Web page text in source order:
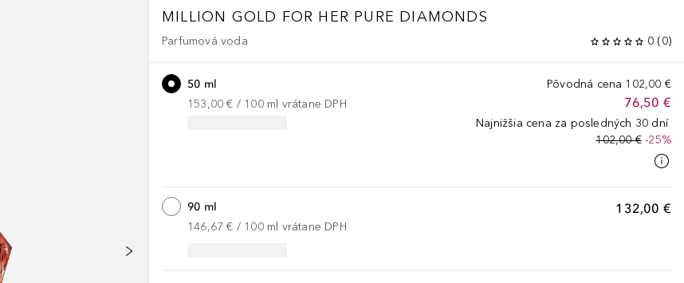
MILLION GOLD FOR HER PURE DIAMONDS
Parfumová voda 0 (0)
Pôvodná cena 102,00 €
76,50 €
Najnižšia cena za posledných 30 dní
102,00 €-25%
50 ml
153,00 € / 100 ml vrátane DPH
132,00 €
90 ml
146,67 € / 100 ml vrátane DPH